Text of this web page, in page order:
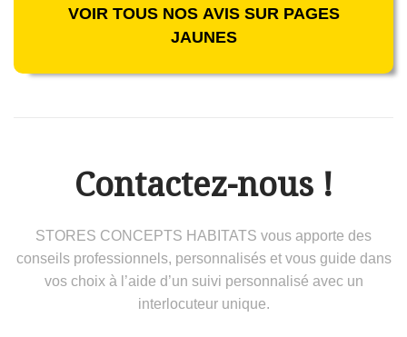
VOIR TOUS NOS AVIS SUR PAGES
JAUNES
Contactez-nous !
STORES CONCEPTS HABITATS vous apporte des
conseils professionnels, personnalisés et vous guide dans
vos choix à l’aide d’un suivi personnalisé avec un
interlocuteur unique.